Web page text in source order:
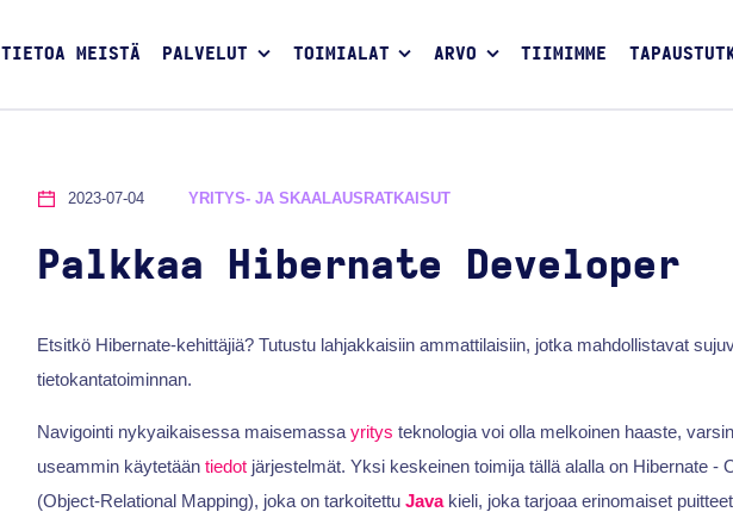
TIETOA MEISTÄ PALVELUT TOIMIALAT ARVO TIIMIMME
2023-07-04 YRITYS- JA SKAALAUSRATKAISUT
Palkkaa Hibernate Developer
Etsitkö Hibernate-kehittäjiä? Tutustu lahjakkaisiin ammattilaisiin, jotka mahdollistavat
tietokantatoiminnan.
Navigointi nykyaikaisessa maisemassa yritys teknologia voi olla melkoinen haaste,
useammin käytetään tiedotjärjestelmät. Yksi keskeinen toimija tällä alalla on Hibernate -
(Object-Relational Mapping), joka on tarkoitettu Javakieli, joka tarjoaa erinomaiset